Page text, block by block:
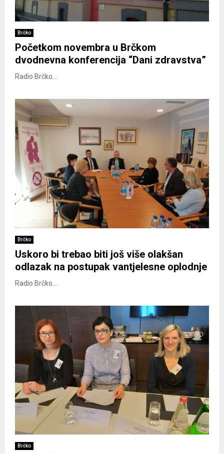
Brčko
Početkom novembra u Brčkom
dvodnevna konferencija “Dani zdravstva”
Radio Brčko...
Brčko
Uskoro bi trebao biti još više olakšan
odlazak na postupak vantjelesne oplodnje
Radio Brčko...
Brčko